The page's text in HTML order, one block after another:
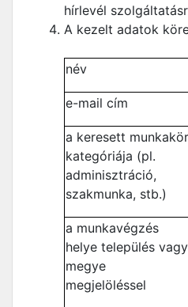
hírlevél
A kezelt adatok
név
e-mail cím
a keresett munkakör
kategóriája (pl.
adminisztráció,
szakmunka, stb.)
a munkavégzés
helye település vagy
megye
megjelöléssel